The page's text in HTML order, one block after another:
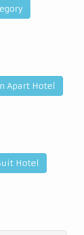
Apart Hotel
Hotel